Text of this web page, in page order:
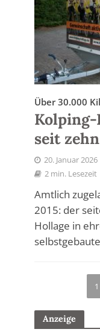
Über 30.000
Kolping-
seit
20. Januar 2026
2 min. Lesezeit
Amtlich
2015: der
Hollage in
1
Anzeige